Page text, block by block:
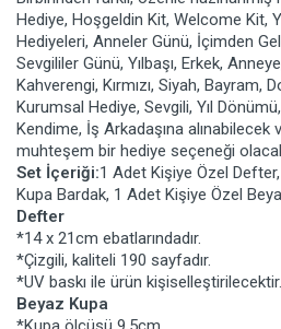
Hediye, Hoşgeldin Kit, Welcome Kit,
Hediyeleri, Anneler Günü, İçimden
Sevgililer Günü, Yılbaşı, Erkek,
Kahverengi, Kırmızı, Siyah, Bayram,
Kurumsal Hediye, Sevgili, Yıl
Kendime, İş Arkadaşına
muhteşem bir hediye seçeneği
Set İçeriği:1 Adet Kişiye Özel
Kupa Bardak, 1 Adet Kişiye Özel
Defter
*14 x 21cm ebatlarındadır.
*Çizgili, kaliteli 190 sayfadır.
*UV baskı ile ürün
Beyaz Kupa